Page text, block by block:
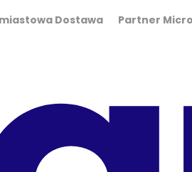
Dostawa Partner